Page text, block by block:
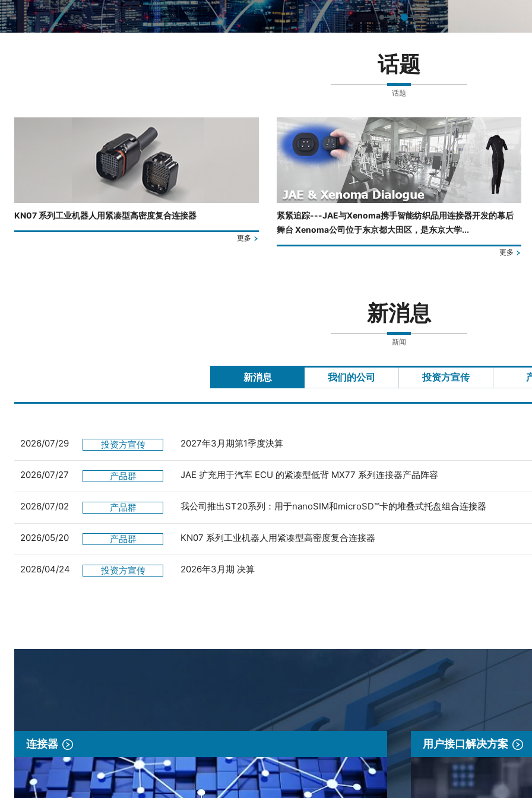
话题
话题
KN07 系列工业机器人用紧凑型高密度复合连接器
更多
紧紧追踪---JAE与Xenoma携手智能纺织品用连接器开发的幕后
舞台 Xenoma公司位于东京都大田区，是东京大学...
更多
新消息
新闻
新消息 我们的公司 投资方宣传
2026/07/29 投资方宣传 2027年3月期第1季度決算
2026/07/27 产品群 JAE 扩充用于汽车 ECU 的紧凑型低背 MX77 系列连接器产品阵容
2026/07/02 产品群 我公司推出ST20系列：用于nanoSIM和microSD™卡的堆叠式托盘组合连接器
2026/05/20 产品群 KN07 系列工业机器人用紧凑型高密度复合连接器
2026/04/24 投资方宣传 2026年3月期 决算
连接器 用户接口解决方案